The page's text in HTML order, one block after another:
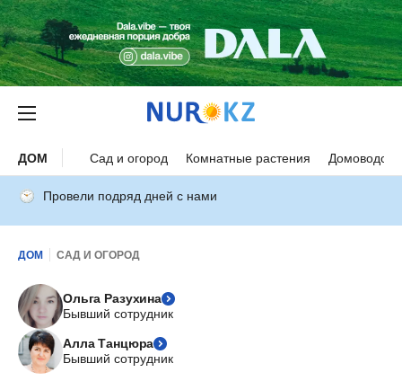
ДОМ Сад и огород Комнатные растения
Провели подряд дней с нами
ДОМ САД И ОГОРОД
Ольга Разухина
Бывший сотрудник
Алла Танцюра
Бывший сотрудник